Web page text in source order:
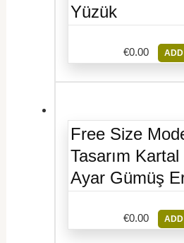
Yüzük
€0.00
Free Size
Tasarım
Ayar Gümüş
€0.00